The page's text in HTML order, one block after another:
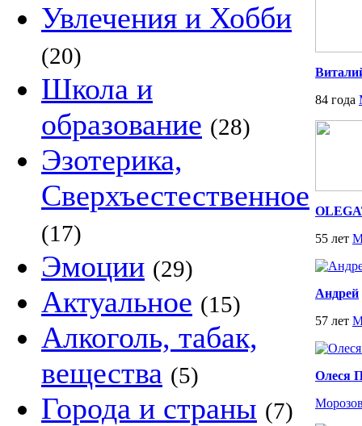
Увлечения и Хобби
(20)
Школа и
образование (28)
Эзотерика,
Сверхъестественное
(17)
Эмоции (29)
Актуальное (15)
Алкоголь, табак,
вещества (5)
Города и страны (7)
84 года
55 лет
Андрей
57 лет
Олеся